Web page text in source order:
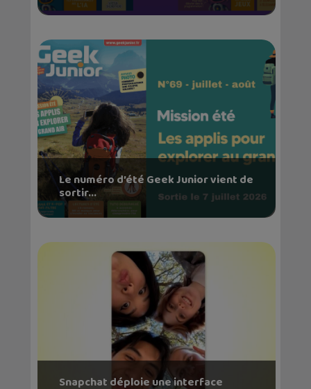
Le numéro d’été Geek Junior vient de
sortir...
Snapchat déploie une interface